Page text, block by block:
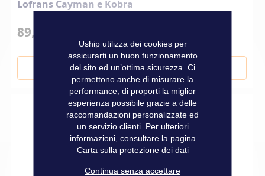
Lofrans Cayman e Kobra
89,00 €
Aggiungi al Carrello
Uship utilizza dei cookies per
assicurarti un buon funzionamento
del sito ed un’ottima sicurezza. Ci
permettono anche di misurare la
performance, di proporti la miglior
esperienza possibile grazie a delle
raccomandazioni personalizzate ed
un servizio clienti. Per ulteriori
informazioni, consultare la pagina
Carta sulla protezione dei dati
Continua senza accettare